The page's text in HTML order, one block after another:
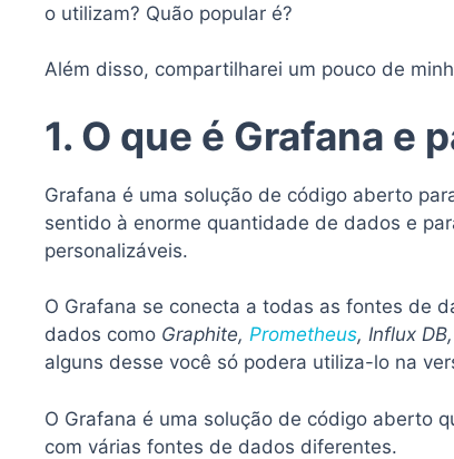
o utilizam? Quão popular é?
Além disso, compartilharei um pouco de
1. O que é Grafana e
Grafana é uma solução de código aberto
sentido à enorme quantidade de dados e
personalizáveis.
O Grafana se conecta a todas as fontes de
dados como Graphite, Prometheus, Influx
alguns desse você só podera utiliza-lo na
O Grafana é uma solução de código aberto
com várias fontes de dados diferentes.